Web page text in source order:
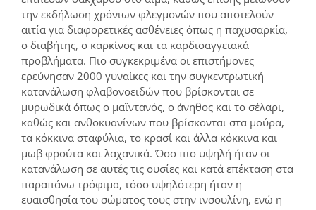
την εκδήλωση χρόνιων φλεγμονών που αποτελούν
αιτία για διαφορετικές ασθένειες όπως η παχυσαρκία,
ο διαβήτης, ο καρκίνος και τα καρδιοαγγειακά
προβλήματα. Πιο συγκεκριμένα οι επιστήμονες
ερεύνησαν 2000 γυναίκες και την συγκεντρωτική
κατανάλωση φλαβονοειδών που βρίσκονται σε
μυρωδικά όπως ο μαϊντανός, ο άνηθος και το σέλαρι,
καθώς και ανθοκυανίνων που βρίσκονται στα μούρα,
τα κόκκινα σταφύλια, το κρασί και άλλα κόκκινα και
μωβ φρούτα και λαχανικά. Όσο πιο υψηλή ήταν οι
κατανάλωση σε αυτές τις ουσίες και κατά επέκταση στα
παραπάνω τρόφιμα, τόσο υψηλότερη ήταν η
ευαισθησία του σώματος τους στην ινσουλίνη, ενώ η